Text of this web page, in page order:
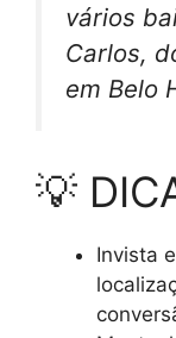
vários
Carlos,
em Belo
💡
Invista